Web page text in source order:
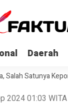
Daerah
Keponakan
202401:03 WITA